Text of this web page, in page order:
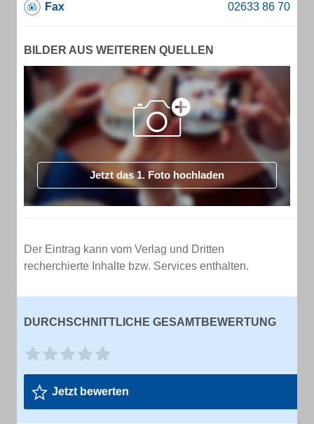
Fax
BILDER AUS WEITEREN QUELLEN
Jetzt das 1. Foto hochladen
Der Eintrag kann vom Verlag und Dritten
recherchierte Inhalte bzw. Services enthalten.
DURCHSCHNITTLICHE GESAMTBEWERTUNG
Jetzt bewerten